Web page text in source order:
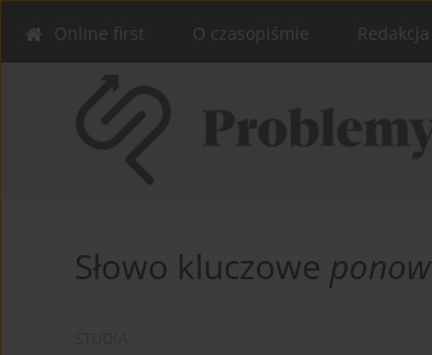
Online first O czasopiśmie Redakcja
Słowo kluczowe